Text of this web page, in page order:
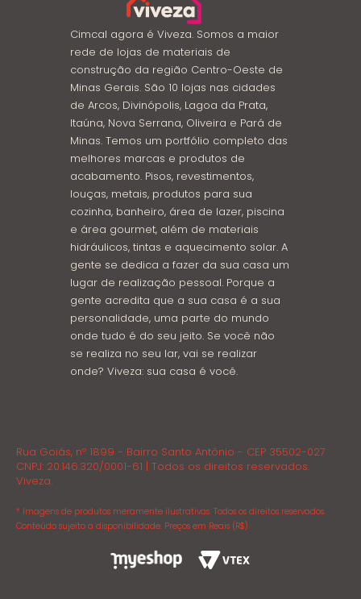
Cimcal agora é Viveza. Somos a maior
rede de lojas de materiais de
construção da região Centro-Oeste de
Minas Gerais. São 10 lojas nas cidades
de Arcos, Divinópolis, Lagoa da Prata,
Itaúna, Nova Serrana, Oliveira e Pará de
Minas. Temos um portfólio completo das
melhores marcas e produtos de
acabamento. Pisos, revestimentos,
louças, metais, produtos para sua
cozinha, banheiro, área de lazer, piscina
e área gourmet, além de materiais
hidráulicos, tintas e aquecimento solar. A
gente se dedica a fazer da sua casa um
lugar de realização pessoal. Porque a
gente acredita que a sua casa é a sua
personalidade, uma parte do mundo
onde tudo é do seu jeito. Se você não
se realiza no seu lar, vai se realizar
onde? Viveza: sua casa é você.
Rua Goiás, nº 1899 - Bairro Santo Antônio - CEP 35502-027
CNPJ: 20.146.320/0001-61 | Todos os direitos reservados.
Viveza.
* Imagens de produtos meramente ilustrativas. Todos os direitos reservados.
Conteúdo sujeito a disponibilidade. Preços em Reais (R$)